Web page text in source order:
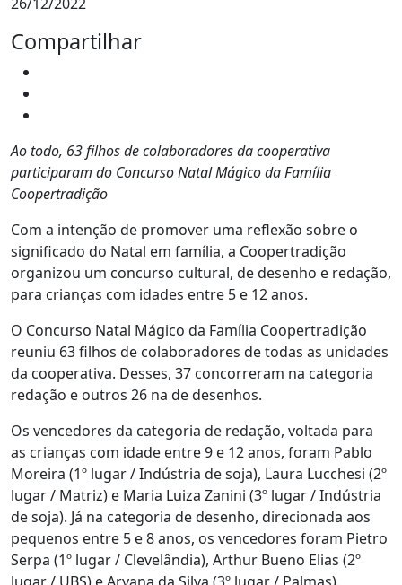
Compartilhar
Ao todo, 63 filhos de colaboradores da cooperativa
participaram do Concurso Natal Mágico da Família
Coopertradição
Com a intenção de promover uma reflexão sobre o
significado do Natal em família, a Coopertradição
organizou um concurso cultural, de desenho e redação,
para crianças com idades entre 5 e 12 anos.
O Concurso Natal Mágico da Família Coopertradição
reuniu 63 filhos de colaboradores de todas as unidades
da cooperativa. Desses, 37 concorreram na categoria
redação e outros 26 na de desenhos.
Os vencedores da categoria de redação, voltada para
as crianças com idade entre 9 e 12 anos, foram Pablo
Moreira (1º lugar / Indústria de soja), Laura Lucchesi (2º
lugar / Matriz) e Maria Luiza Zanini (3º lugar / Indústria
de soja). Já na categoria de desenho, direcionada aos
pequenos entre 5 e 8 anos, os vencedores foram Pietro
Serpa (1º lugar / Clevelândia), Arthur Bueno Elias (2º